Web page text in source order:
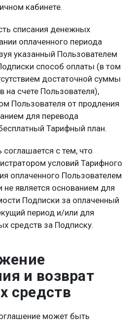
кабинете.
списания денежных
оплаченного периода
указанный Пользователем
способ оплаты (в том
достаточной суммы
на счете Пользователя),
Пользователя от продления
для перевода
Тарифный план.
соглашается с тем, что
условий Тарифного
оплаченного Пользователем
не является основанием для
Подписки за оплаченный
период и/или для
средств за Подписку.
и возврат
средств
может быть